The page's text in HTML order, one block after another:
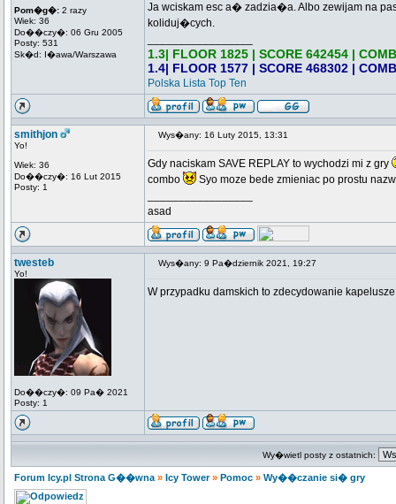
Pom�g�: 2 razy
Wiek: 36
Do��czy�: 06 Gru 2005
Posty: 531
Sk�d: I�awa/Warszawa
Ja wciskam esc a� zadzia�a. Albo zewijam na
koliduj�cych.
1.3| FLOOR 1825 | SCORE 642454 |
1.4| FLOOR 1577 | SCORE 468302 |
Polska Lista Top Ten
smithjon
Yo!
Wiek: 36
Do��czy�: 16 Lut 2015
Posty: 1
Wys�any: 16 Luty 2015, 13:31
Gdy naciskam SAVE REPLAY to wychodzi mi z gry
combo
Syo moze bede zmieniac po prostu
asad
twesteb
Yo!
Do��czy�: 09 Pa� 2021
Posty: 1
Wys�any: 9 Pa�dziernik 2021, 19:27
W przypadku damskich to zdecydowanie
Wy�wietl posty z ostatnich:
Forum Icy.pl Strona G��wna » Icy Tower» Pomoc » Wy��czanie si� gry